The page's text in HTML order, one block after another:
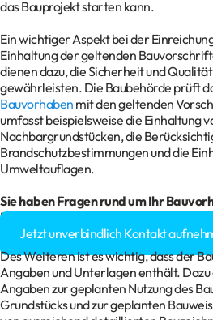
das Bauprojekt starten kann.
Ein wichtiger Aspekt bei der
Einhaltung der geltenden
dienen dazu, die Sicherheit und
gewährleisten. Die Baubehörde prüft
Bauvorhaben mit den geltenden
umfasst beispielsweise die Einhaltung
Nachbargrundstücken, die
Brandschutzbestimmungen und die
Umweltauflagen.
Sie haben Fragen rund um Ihr
Baugenehmigung?
Jetzt unverbindlich Kontakt
Des Weiteren ist es wichtig, dass der
Angaben und Unterlagen enthält.
Angaben zur geplanten Nutzung des
Grundstücks und zur geplanten